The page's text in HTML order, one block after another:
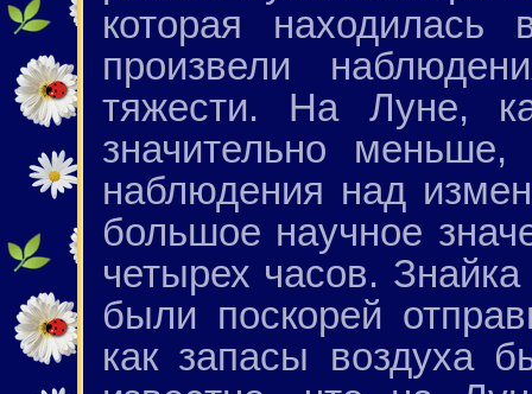
которая находилась
произвели
тяжести. На Луне,
значительно
наблюдения над
большое научное
четырех часов.
были поскорей
как запасы воздуха